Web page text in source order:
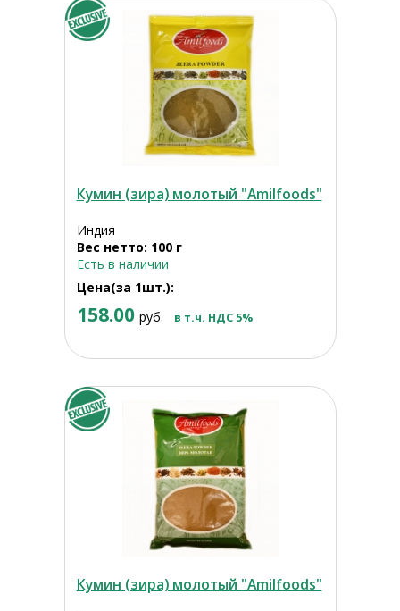
Кумин (зира) молотый "Amilfoods"
Индия
Вес нетто: 100 г
Есть в наличии
Цена(за 1шт.):
158.00 руб. в т.ч. НДС 5%
Кумин (зира) молотый "Amilfoods"